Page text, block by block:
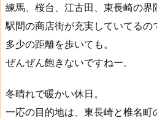
練馬、桜台、江古田、東長崎の界
駅間の商店街が充実していてるの
多少の距離を歩いても。
ぜんぜん飽きないですねー。
冬晴れで暖かい休日。
一応の目的地は、東長崎と椎名町